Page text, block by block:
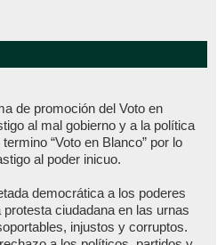
de promoción del Voto en
al mal gobierno y a la política
“Voto en Blanco” por lo
al poder inicuo.
democrática a los poderes
ciudadana en las urnas
injustos y corruptos.